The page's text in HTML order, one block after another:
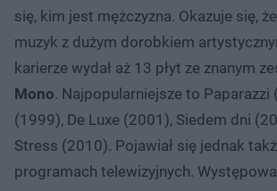
się, kim jest mężczyzna. Okazuje się,
muzyk z dużym dorobkiem
karierze wydał aż 13 płyt ze znanym
Mono. Najpopularniejsze to Paparazzi
(1999), De Luxe (2001), Siedem dni
Stress (2010). Pojawiał się jednak
programach telewizyjnych.